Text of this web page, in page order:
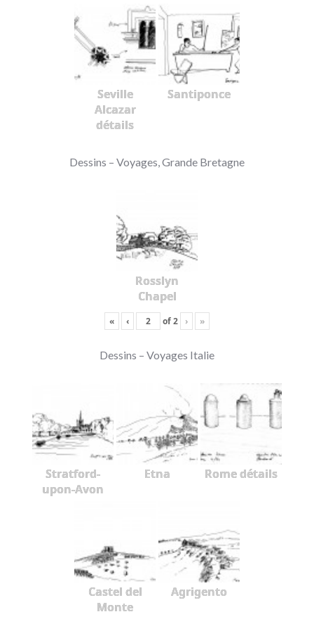
Seville
Alcazar
détails
Santiponce
Dessins – Voyages, Grande Bretagne
Rosslyn
Chapel
« ‹ of2 › »
Dessins – Voyages Italie
Stratford-
upon-Avon
Etna Rome détails
Castel del
Monte
Agrigento